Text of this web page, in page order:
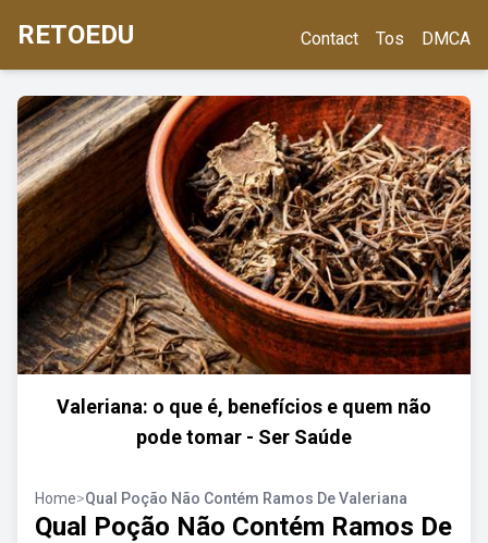
RETOEDU Contact Tos DMCA
Valeriana: o que é, benefícios e quem não
pode tomar - Ser Saúde
Home>Qual Poção Não Contém Ramos De Valeriana
Qual Poção Não Contém Ramos De